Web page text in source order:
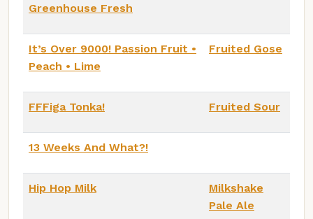
Greenhouse Fresh
It’s Over 9000! Passion Fruit •
Peach • Lime
Fruited Gose
FFFiga Tonka! Fruited Sour
13 Weeks And What?!
Hip Hop Milk
Milkshake
Pale Ale